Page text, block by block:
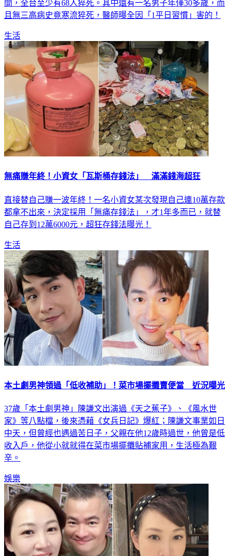
間，全台至少有68人猝死。其中還有一名男子年僅30多歲，而
且無三高病史竟寒流猝死，醫師曝全因「1平日習慣」害的！
生活
無痛賺年終！小資女「瓦斯桶存錢法」 滿滿錢海超狂
直接替自己賺一波年終！一名小資女某次發現自己連10萬存款
都拿不出來，決定採用「無痛存錢法」，才1年多而已，就替
自己存到12萬6000元，超狂存錢法曝光！
生活
本土劇男神領過「低收補助」！菜市場擺攤賣便當 近況曝光
37歲「本土劇男神」陳謙文出演過《天之蕉子》、《風水世
家》等八點檔，後來憑藉《女兵日記》爆紅；陳謙文事業如日
中天，但曾經也遇過苦日子，父親在他12歲時過世，他曾是低
收入戶，他從小就就得在菜市場擺攤貼補家用，生活極為艱
辛。
娛樂